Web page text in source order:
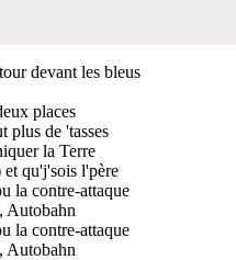
devant les bleus
places
plus de 'tasses
la Terre
qu'j'sois l'père
la contre-attaque
Autobahn
la contre-attaque
Autobahn